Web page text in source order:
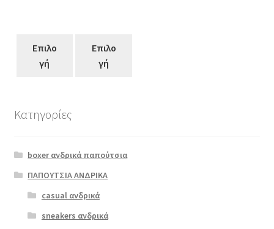
Επιλο
γή
Επιλο
γή
boxer 51078
πλατίνα
προϊόν
έχει
πολλαπλές
Κατηγορίες
boxer ανδρικά παπούτσια
ΠΑΠΟΥΤΣΙΑ ΑΝΔΡΙΚΑ
casual ανδρικά
sneakers ανδρικά